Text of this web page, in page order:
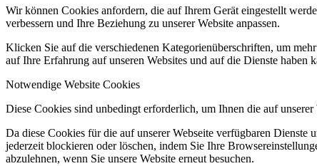
Wir können Cookies anfordern, die auf Ihrem Gerät eingestellt
verbessern und Ihre Beziehung zu unserer Website anpassen.
Klicken Sie auf die verschiedenen Kategorienüberschriften, um
auf Ihre Erfahrung auf unseren Websites und auf die Dienste haben
Notwendige Website Cookies
Diese Cookies sind unbedingt erforderlich, um Ihnen die auf
Da diese Cookies für die auf unserer Webseite verfügbaren
jederzeit blockieren oder löschen, indem Sie Ihre
abzulehnen, wenn Sie unsere Website erneut besuchen.